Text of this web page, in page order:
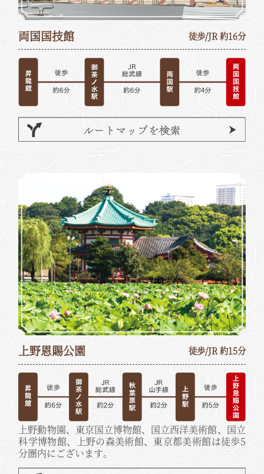
両国国技館 徒歩/JR 約16分
上野恩賜公園 徒歩/JR 約15分
上野動物園、東京国立博物館、国立西洋美術館、国立
科学博物館、上野の森美術館、東京都美術館は徒歩5
分圏内にございます。